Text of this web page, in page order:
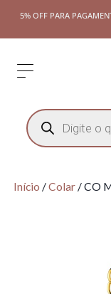
5% OFF PARA
Início /Colar/ CO